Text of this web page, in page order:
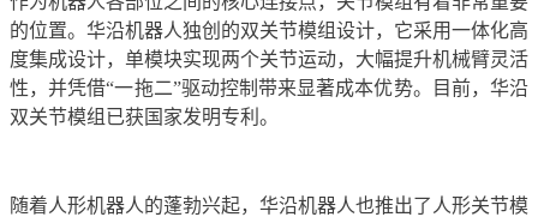
的位置。华沿机器人独创的双关节模组设计，它采用一体化高
度集成设计，单模块实现两个关节运动，大幅提升机械臂灵活
性，并凭借“一拖二”驱动控制带来显著成本优势。目前，华沿
双关节模组已获国家发明专利。
随着人形机器人的蓬勃兴起，华沿机器人也推出了人形关节模